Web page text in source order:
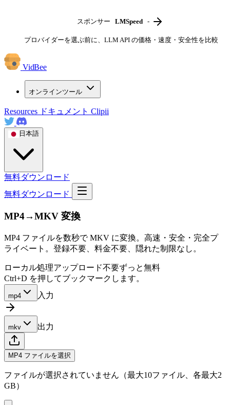
スポンサー LMSpeed -
プロバイダーを選ぶ前に、LLM API の価格・速度・安全性を比較
VidBee
オンラインツール
Resources ドキュメント Clipii
日本語
無料ダウンロード
無料ダウンロード
MP4→MKV 変換
MP4 ファイルを数秒で MKV に変換。高速・安全・完全プ
ライベート。登録不要、料金不要、隠れた制限なし。
ローカル処理アップロード不要ずっと無料
Ctrl+D を押してブックマークします。
mp4 入力
mkv 出力
MP4 ファイルを選択
ファイルが選択されていません（最大10ファイル、各最大2
GB）